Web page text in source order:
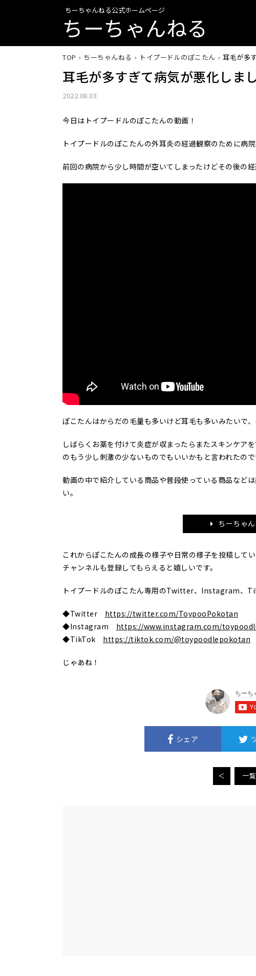
ちーちゃんねる公式ホームページ
ちーちゃんねる
TOP ちーちゃんねる トイプードルのぽこたん 耳毛が多
耳毛が多すぎて病気が悪化しま
2022.08.03
今日はトイプードルのぽこたんの動画！
トイプードルのぽこたんの外耳炎の経過観察のために病院
前回の病院から少し時間が空いてしまったけどその後の
ぽこたんはからだの毛量も多いけど耳毛も多いみたいで
しばらくお薬を付けて炎症が収まったらまたスキンケア
のもう少し刺激の少ないものでもいいかもと言われたの
動画の中で紹介している商品や普段使っている商品など
い。
ちーちゃ
これからぽこたんの成長の様子や日常の様子を投稿して
チャンネルも登録してもらえると嬉しいです。
トイプードルのぽこたん専用のTwitter、Instagram、
◆Twitter https://twitter.com/ToypooPokotan
◆Instagram https://www.instagram.com/
◆TikTok https://tiktok.com/@toypoodlepokotan
じゃあね！
シェア
＜ 一